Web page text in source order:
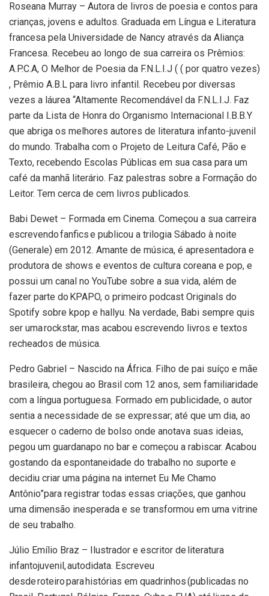
Roseana Murray – Autora de livros de poesia e contos para
crianças, jovens e adultos. Graduada em Língua e Literatura
francesa pela Universidade de Nancy através da Aliança
Francesa. Recebeu ao longo de sua carreira os Prêmios:
A.P.C.A, O Melhor de Poesia da F.N.L.I.J ( ( por quatro vezes)
, Prêmio A.B.L para livro infantil. Recebeu por diversas
vezes a láurea “Altamente Recomendável da F.N.L.I.J. Faz
parte da Lista de Honra do Organismo Internacional I.B.B.Y
que abriga os melhores autores de literatura infanto-juvenil
do mundo. Trabalha com o Projeto de Leitura Café, Pão e
Texto, recebendo Escolas Públicas em sua casa para um
café da manhã literário. Faz palestras sobre a Formação do
Leitor. Tem cerca de cem livros publicados.
Babi Dewet – Formada em Cinema. Começou a sua carreira
escrevendo fanfics e publicou a trilogia Sábado à noite
(Generale) em 2012. Amante de música, é apresentadora e
produtora de shows e eventos de cultura coreana e pop, e
possui um canal no YouTube sobre a sua vida, além de
fazer parte do KPAPO, o primeiro podcast Originals do
Spotify sobre kpop e hallyu. Na verdade, Babi sempre quis
ser uma rockstar, mas acabou escrevendo livros e textos
recheados de música.
Pedro Gabriel – Nascido na África. Filho de pai suíço e mãe
brasileira, chegou ao Brasil com 12 anos, sem familiaridade
com a língua portuguesa. Formado em publicidade, o autor
sentia a necessidade de se expressar; até que um dia, ao
esquecer o caderno de bolso onde anotava suas ideias,
pegou um guardanapo no bar e começou a rabiscar. Acabou
gostando da espontaneidade do trabalho no suporte e
decidiu criar uma página na internet Eu Me Chamo
Antônio”para registrar todas essas criações, que ganhou
uma dimensão inesperada e se transformou em uma vitrine
de seu trabalho.
Júlio Emílio Braz – Ilustrador e escritor de literatura
infantojuvenil, autodidata. Escreveu
desde roteiro para histórias em quadrinhos (publicadas no